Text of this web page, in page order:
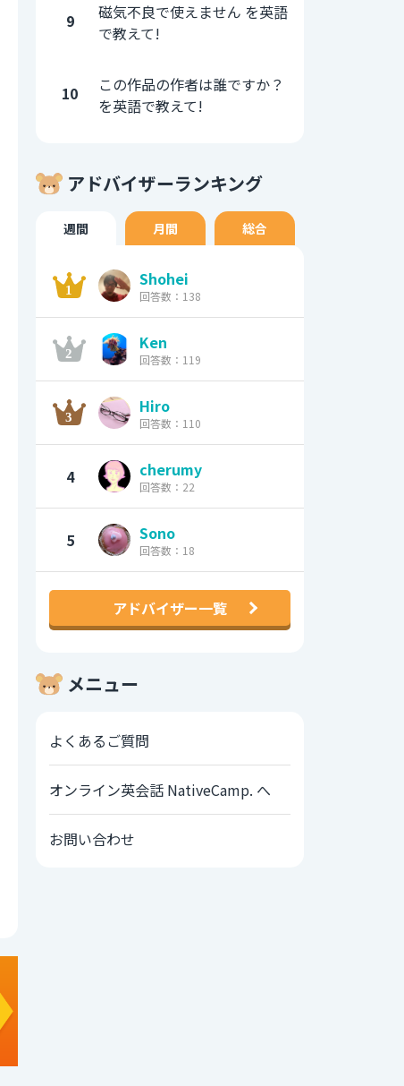
9
磁気不良で使えません を英語
で教えて!
10
この作品の作者は誰ですか？
を英語で教えて!
アドバイザーランキング
週間 月間 総合
Shohei
回答数：138
Ken
回答数：119
Hiro
回答数：110
4 cherumy
回答数：22
5 Sono
回答数：18
アドバイザー一覧
メニュー
よくあるご質問
オンライン英会話 NativeCamp. へ
お問い合わせ